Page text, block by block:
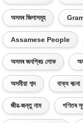
অসমৰ জিলাসমূহ
Assamese People
অসমৰ জনপ্ৰিয় লোক
অসমীয়া শব্দ বাক্য ৰচনা
জীৱ-জন্তু নাম গণিতৰ